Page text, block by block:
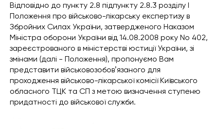
Відповідно до пункту 2.8 підпункту 2.8.3 розділу І
Положення про військово-лікарську експертизу в
Збройних Силах України, затвердженого Наказом
Міністра оборони України від 14.08.2008 року No 402,
зареєстрованого в міністерстві юстиції України, зі
змінами (далі - Положення), пропонуємо Вам
представити військовозобовʼязаного для
проходження військово-лікарської комісії Київського
обласного ТЦК та СП з метою визначення ступеню
придатності до військової служби.